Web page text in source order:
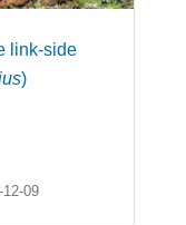
link-side
)
12-09